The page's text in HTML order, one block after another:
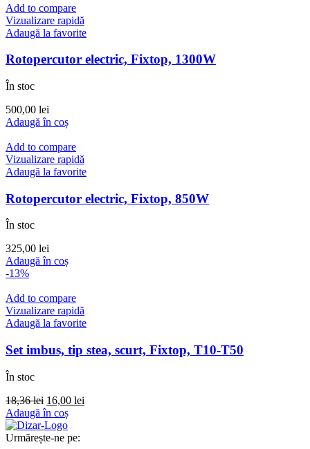
fost:
255,00 lei.
Add to compare
Vizualizare rapidă
Adaugă la favorite
Rotopercutor electric, Fixtop, 1300W
În stoc
500,00 lei
Adaugă în coș
Add to compare
Vizualizare rapidă
Adaugă la favorite
Rotopercutor electric, Fixtop, 850W
În stoc
325,00 lei
Adaugă în coș
-13%
Add to compare
Vizualizare rapidă
Adaugă la favorite
Set imbus, tip stea, scurt, Fixtop, T10-T50
În stoc
18,36lei Prețul
inițial
a
fost:
16,00 lei
Adaugă în coș
Urmărește-ne pe: